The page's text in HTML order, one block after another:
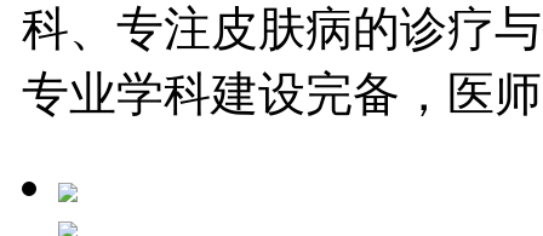
科、专注皮肤病的诊疗
专业学科建设完备，医